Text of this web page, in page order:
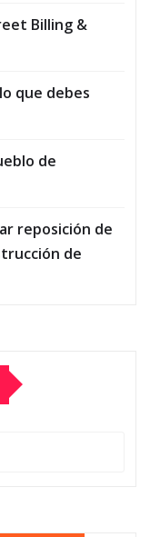
Billing &
que debes
de
reposición de
de